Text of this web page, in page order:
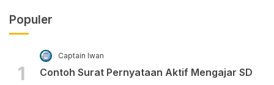
Populer
1
Captain Iwan
Contoh Surat Pernyataan Aktif Mengajar SD